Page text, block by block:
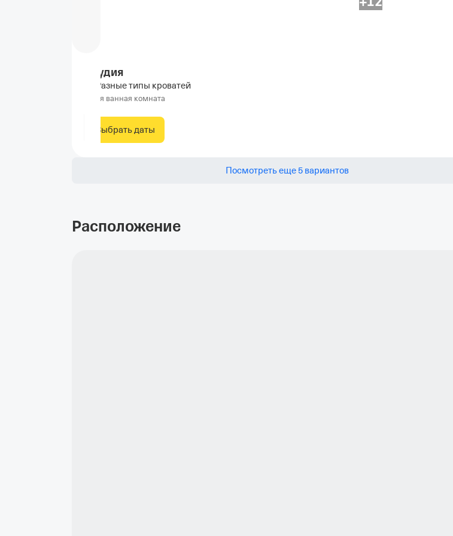
Студия
Разные типы кроватей
Своя ванная комната
Выбрать даты
Посмотреть еще 5 вариантов
Расположение